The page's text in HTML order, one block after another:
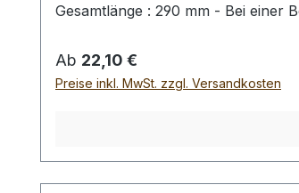
Gesamtlänge : 290 mm - Bei einer
Regulärer Preis:
Ab 22,10 €
Preise inkl. MwSt. zzgl. Versandkosten